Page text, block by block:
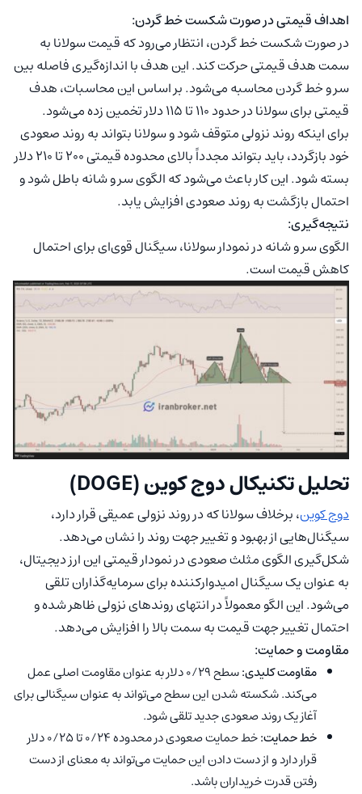
اهداف قیمتی در صورت شکست خط گردن:
در صورت شکست خط گردن، انتظار می‌رود که قیمت سولانا به
سمت هدف قیمتی حرکت کند. این هدف با اندازه‌گیری فاصله بین
سر و خط گردن محاسبه می‌شود. بر اساس این محاسبات، هدف
قیمتی برای سولانا در حدود ۱۱۰ تا ۱۱۵ دلار تخمین زده می‌شود.
برای اینکه روند نزولی متوقف شود و سولانا بتواند به روند صعودی
خود بازگردد، باید بتواند مجدداً بالای محدوده قیمتی ۲۰۰ تا ۲۱۰ دلار
بسته شود. این کار باعث می‌شود که الگوی سر و شانه باطل شود و
احتمال بازگشت به روند صعودی افزایش یابد.
نتیجه‌گیری:
الگوی سر و شانه در نمودار سولانا، سیگنال قوی‌ای برای احتمال
کاهش قیمت است.
تحلیل تکنیکال دوج‌ کوین (DOGE)
دوج کوین، برخلاف سولانا که در روند نزولی عمیقی قرار دارد،
سیگنال‌‌هایی از بهبود و تغییر جهت روند را نشان می‌دهد.
شکل‌گیری الگوی مثلث صعودی در نمودار قیمتی این ارز دیجیتال،
به عنوان یک سیگنال امیدوارکننده برای سرمایه‌گذاران تلقی
می‌شود. این الگو معمولاً در انتهای روندهای نزولی ظاهر شده و
احتمال تغییر جهت قیمت به سمت بالا را افزایش می‌دهد.
مقاومت و حمایت:
مقاومت کلیدی:
سطح ۰/۲۹ دلار به عنوان مقاومت اصلی عمل
می‌کند. شکسته شدن این سطح می‌تواند به عنوان سیگنالی برای
آغاز یک روند صعودی جدید تلقی شود.
خط حمایت:
خط حمایت صعودی در محدوده ۰/۲۴ تا ۰/۲۵ دلار
قرار دارد و از دست دادن این حمایت می‌تواند به معنای از دست
رفتن قدرت خریداران باشد.